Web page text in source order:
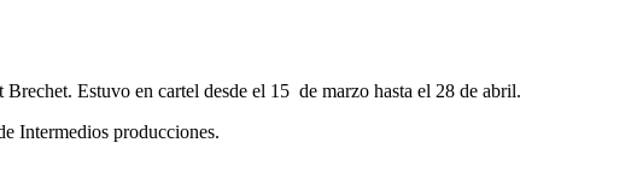
Estuvo en cartel desde el 15 de marzo hasta el 28 de abril.
Intermedios producciones.